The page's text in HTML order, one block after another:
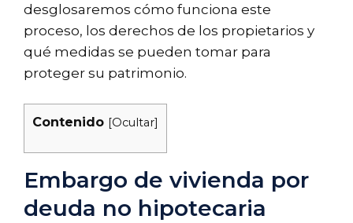
desglosaremos cómo funciona este
proceso, los derechos de los propietarios y
qué medidas se pueden tomar para
proteger su patrimonio.
Contenido [Ocultar]
Embargo de vivienda por
deuda no hipotecaria